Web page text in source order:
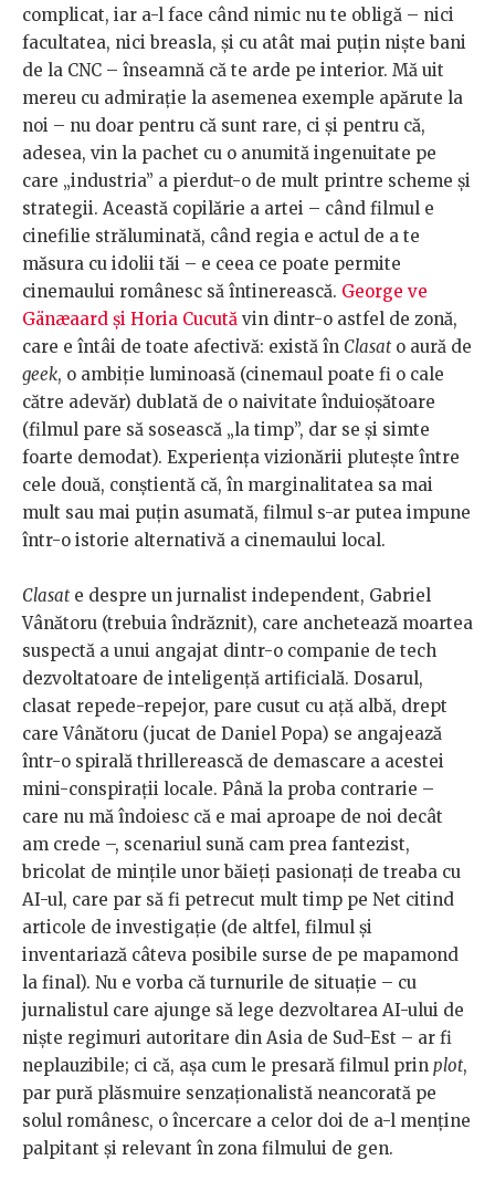
complicat, iar a-l face când nimic nu te obligă – nici
facultatea, nici breasla, și cu atât mai puțin niște bani
de la CNC – înseamnă că te arde pe interior. Mă uit
mereu cu admirație la asemenea exemple apărute la
noi – nu doar pentru că sunt rare, ci și pentru că,
adesea, vin la pachet cu o anumită ingenuitate pe
care „industria” a pierdut-o de mult printre scheme și
strategii. Această copilărie a artei – când filmul e
cinefilie străluminată, când regia e actul de a te
măsura cu idolii tăi – e ceea ce poate permite
cinemaului românesc să întinerească. George ve
Gänæaard și Horia Cucută vin dintr-o astfel de zonă,
care e întâi de toate afectivă: există în Clasato aură de
geek, o ambiție luminoasă (cinemaul poate fi o cale
către adevăr) dublată de o naivitate înduioșătoare
(filmul pare să sosească „la timp”, dar se și simte
foarte demodat). Experiența vizionării plutește între
cele două, conștientă că, în marginalitatea sa mai
mult sau mai puțin asumată, filmul s-ar putea impune
într-o istorie alternativă a cinemaului local.
Clasate despre un jurnalist independent, Gabriel
Vânătoru (trebuia îndrăznit), care anchetează moartea
suspectă a unui angajat dintr-o companie de tech
dezvoltatoare de inteligență artificială. Dosarul,
clasat repede-repejor, pare cusut cu ață albă, drept
care Vânătoru (jucat de Daniel Popa) se angajează
într-o spirală thrillerească de demascare a acestei
mini-conspirații locale. Până la proba contrarie –
care nu mă îndoiesc că e mai aproape de noi decât
am crede –, scenariul sună cam prea fantezist,
bricolat de mințile unor băieți pasionați de treaba cu
AI-ul, care par să fi petrecut mult timp pe Net citind
articole de investigație (de altfel, filmul și
inventariază câteva posibile surse de pe mapamond
la final). Nu e vorba că turnurile de situație – cu
jurnalistul care ajunge să lege dezvoltarea AI-ului de
niște regimuri autoritare din Asia de Sud-Est – ar fi
neplauzibile; ci că, așa cum le presară filmul prin plot,
par pură plăsmuire senzaționalistă neancorată pe
solul românesc, o încercare a celor doi de a-l menține
palpitant și relevant în zona filmului de gen.